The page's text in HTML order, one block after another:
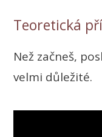
Teoretická
Než začneš,
velmi důležité.